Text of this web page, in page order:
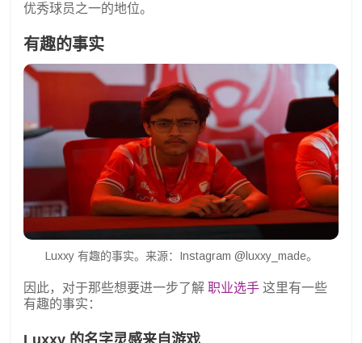
优秀球员之一的地位。
有趣的事实
Luxxy 有趣的事实。来源：Instagram @luxxy_made。
因此，对于那些想要进一步了解 职业选手 这里有一些
有趣的事实：